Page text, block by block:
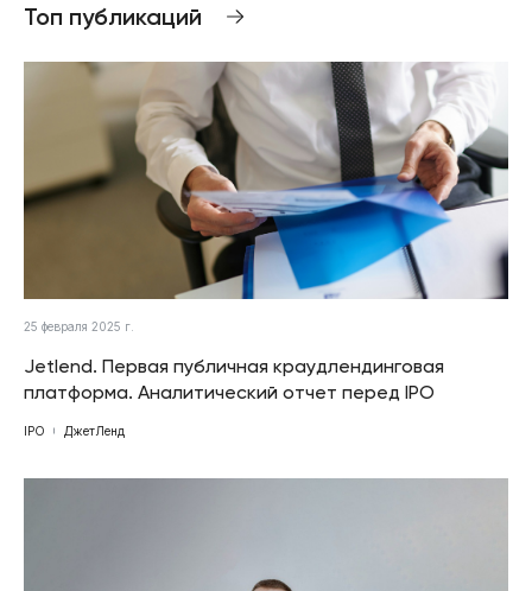
Топ публикаций
25 февраля 2025 г.
Jetlend. Первая публичная краудлендинговая
платформа. Аналитический отчет перед IPO
IPO ДжетЛенд